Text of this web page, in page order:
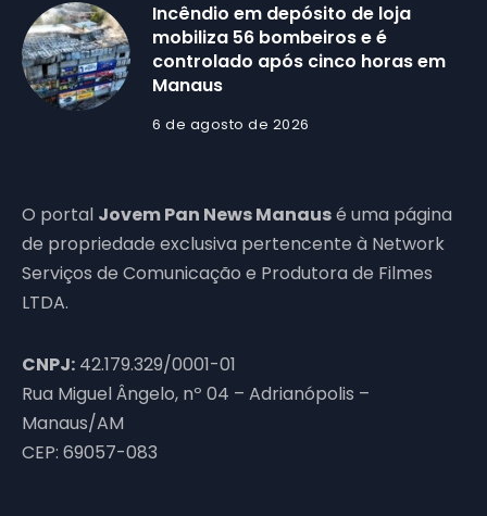
Incêndio em depósito de loja
mobiliza 56 bombeiros e é
controlado após cinco horas em
Manaus
6 de agosto de 2026
O portal Jovem Pan News Manausé uma página
de propriedade exclusiva pertencente à Network
Serviços de Comunicação e Produtora de Filmes
LTDA.
CNPJ: 42.179.329/0001-01
Rua Miguel Ângelo, nº 04 – Adrianópolis –
Manaus/AM
CEP: 69057-083